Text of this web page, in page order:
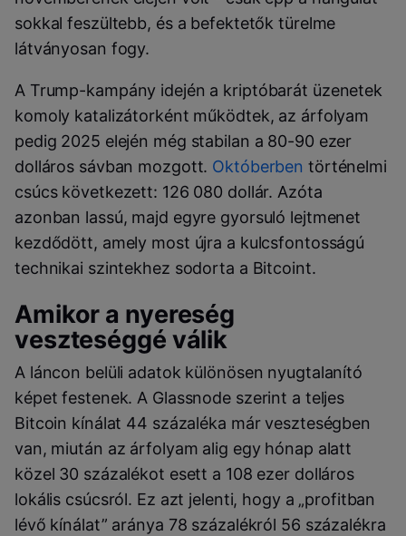
sokkal feszültebb, és a befektetők türelme
látványosan fogy.
A Trump-kampány idején a kriptóbarát üzenetek
komoly katalizátorként működtek, az árfolyam
pedig 2025 elején még stabilan a 80-90 ezer
dolláros sávban mozgott. Októberben történelmi
csúcs következett: 126 080 dollár. Azóta
azonban lassú, majd egyre gyorsuló lejtmenet
kezdődött, amely most újra a kulcsfontosságú
technikai szintekhez sodorta a Bitcoint.
Amikor a nyereség
veszteséggé válik
A láncon belüli adatok különösen nyugtalanító
képet festenek. A Glassnode szerint a teljes
Bitcoin kínálat 44 százaléka már veszteségben
van, miután az árfolyam alig egy hónap alatt
közel 30 százalékot esett a 108 ezer dolláros
lokális csúcsról. Ez azt jelenti, hogy a „profitban
lévő kínálat” aránya 78 százalékról 56 százalékra